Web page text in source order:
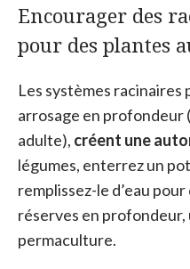
Encourager des
pour des plantes
Les systèmes racinaires
arrosage en profondeur
adulte), créent une
légumes, enterrez un
remplissez-le d’eau
réserves en
permaculture.